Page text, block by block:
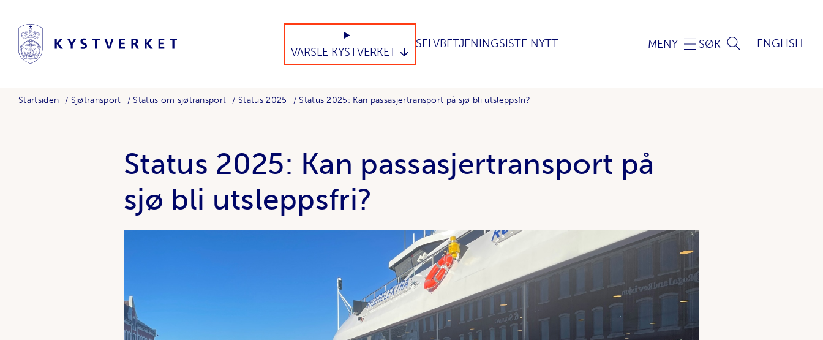
VARSLE KYSTVERKET
SELVBETJENINGSISTE NYTT MENY SØK ENGLISH
Startsiden Sjøtransport Status om sjøtransport Status 2025 Status 2025: Kan passasjertransport på sjø bli utsleppsfri?
Status 2025: Kan passasjertransport på
sjø bli utsleppsfri?